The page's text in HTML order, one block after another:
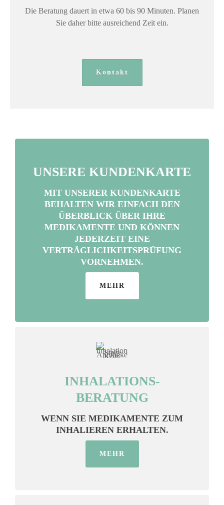
Die Beratung dauert in etwa 60 bis 90 Minuten. Planen
Sie daher bitte ausreichend Zeit ein.
Kontakt
UNSERE KUNDENKARTE
MIT UNSERER KUNDENKARTE
BEHALTEN WIR EINFACH DEN
ÜBERBLICK ÜBER IHRE
MEDIKAMENTE UND KÖNNEN
JEDERZEIT EINE
VERTRÄGLICHKEITSPRÜFUNG
VORNEHMEN.
MEHR
INHALATIONS-
BERATUNG
WENN SIE MEDIKAMENTE ZUM
INHALIEREN ERHALTEN.
MEHR